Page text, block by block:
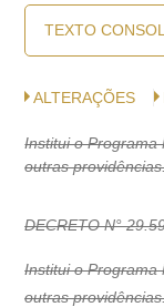
TEXTO
ALTERAÇÕES
Institui o Programa
outras
DECRETO N°
Institui o Programa
outras